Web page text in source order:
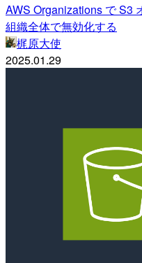
AWS Organizations で S3
組織全体で無効化する
梶原大使
2025.01.29